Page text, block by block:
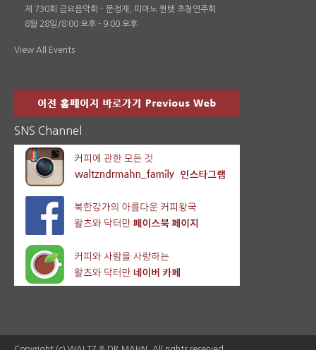
제 730회 금요음악회 – 문정재, 피아노 퀸텟 초청연주회
8월 28일/8:00 오후 - 9:00 오후
View All Events
SNS Channel